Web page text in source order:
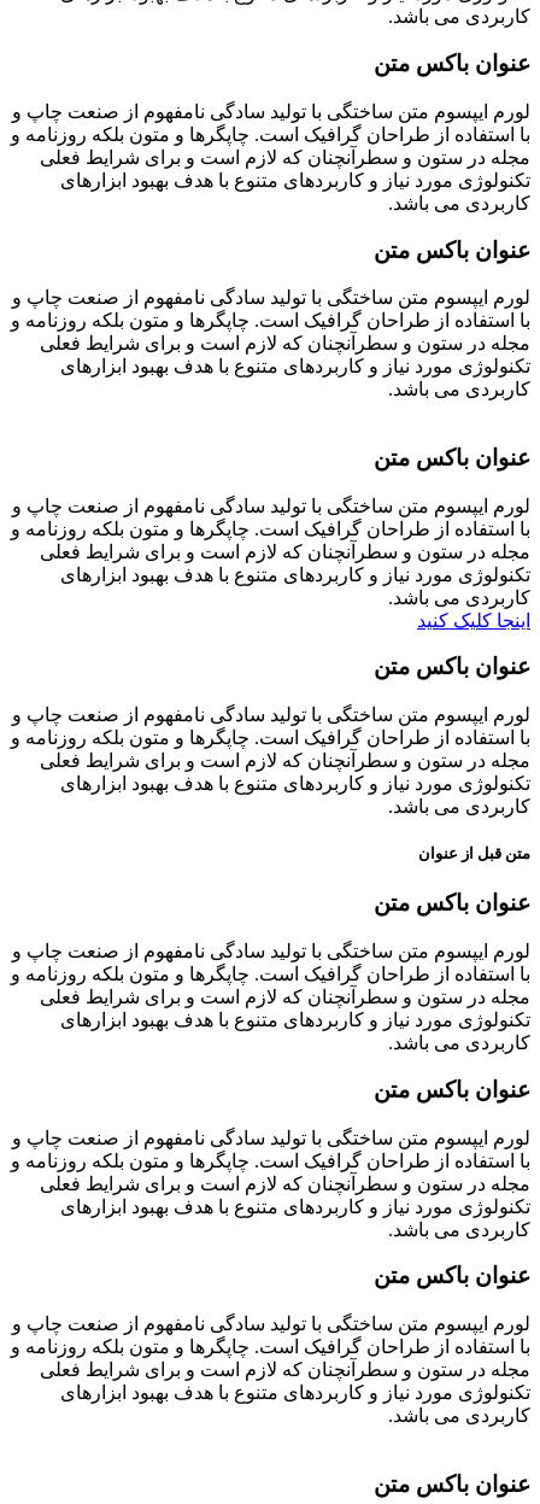
کاربردی می باشد.
عنوان باکس متن
لورم ایپسوم متن ساختگی با تولید سادگی نامفهوم از صنعت چاپ و
با استفاده از طراحان گرافیک است. چاپگرها و متون بلکه روزنامه و
مجله در ستون و سطرآنچنان که لازم است و برای شرایط فعلی
تکنولوژی مورد نیاز و کاربردهای متنوع با هدف بهبود ابزارهای
کاربردی می باشد.
عنوان باکس متن
لورم ایپسوم متن ساختگی با تولید سادگی نامفهوم از صنعت چاپ و
با استفاده از طراحان گرافیک است. چاپگرها و متون بلکه روزنامه و
مجله در ستون و سطرآنچنان که لازم است و برای شرایط فعلی
تکنولوژی مورد نیاز و کاربردهای متنوع با هدف بهبود ابزارهای
کاربردی می باشد.
عنوان باکس متن
لورم ایپسوم متن ساختگی با تولید سادگی نامفهوم از صنعت چاپ و
با استفاده از طراحان گرافیک است. چاپگرها و متون بلکه روزنامه و
مجله در ستون و سطرآنچنان که لازم است و برای شرایط فعلی
تکنولوژی مورد نیاز و کاربردهای متنوع با هدف بهبود ابزارهای
کاربردی می باشد.
اینجا کلیک کنید
عنوان باکس متن
لورم ایپسوم متن ساختگی با تولید سادگی نامفهوم از صنعت چاپ و
با استفاده از طراحان گرافیک است. چاپگرها و متون بلکه روزنامه و
مجله در ستون و سطرآنچنان که لازم است و برای شرایط فعلی
تکنولوژی مورد نیاز و کاربردهای متنوع با هدف بهبود ابزارهای
کاربردی می باشد.
متن قبل از عنوان
عنوان باکس متن
لورم ایپسوم متن ساختگی با تولید سادگی نامفهوم از صنعت چاپ و
با استفاده از طراحان گرافیک است. چاپگرها و متون بلکه روزنامه و
مجله در ستون و سطرآنچنان که لازم است و برای شرایط فعلی
تکنولوژی مورد نیاز و کاربردهای متنوع با هدف بهبود ابزارهای
کاربردی می باشد.
عنوان باکس متن
لورم ایپسوم متن ساختگی با تولید سادگی نامفهوم از صنعت چاپ و
با استفاده از طراحان گرافیک است. چاپگرها و متون بلکه روزنامه و
مجله در ستون و سطرآنچنان که لازم است و برای شرایط فعلی
تکنولوژی مورد نیاز و کاربردهای متنوع با هدف بهبود ابزارهای
کاربردی می باشد.
عنوان باکس متن
لورم ایپسوم متن ساختگی با تولید سادگی نامفهوم از صنعت چاپ و
با استفاده از طراحان گرافیک است. چاپگرها و متون بلکه روزنامه و
مجله در ستون و سطرآنچنان که لازم است و برای شرایط فعلی
تکنولوژی مورد نیاز و کاربردهای متنوع با هدف بهبود ابزارهای
کاربردی می باشد.
عنوان باکس متن